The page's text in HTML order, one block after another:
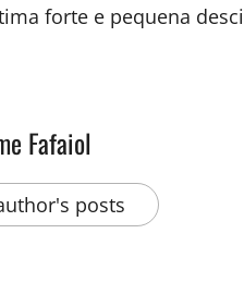
forte e pequena
Fafaiol
posts